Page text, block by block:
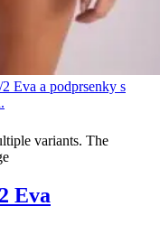
variants. The
Eva